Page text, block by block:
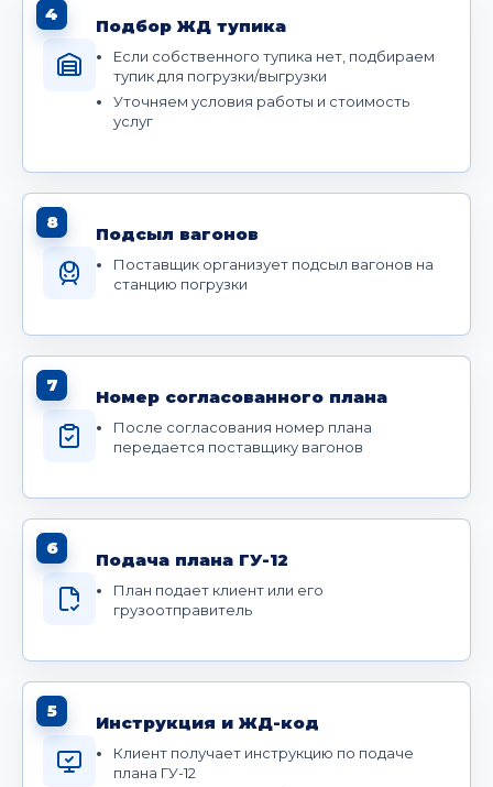
4
Подбор ЖД тупика
Если собственного тупика нет, подбираем
тупик для погрузки/выгрузки
Уточняем условия работы и стоимость
услуг
8
Подсыл вагонов
Поставщик организует подсыл вагонов на
станцию погрузки
7
Номер согласованного плана
После согласования номер плана
передается поставщику вагонов
6
Подача плана ГУ-12
План подает клиент или его
грузоотправитель
5
Инструкция и ЖД-код
Клиент получает инструкцию по подаче
плана ГУ-12